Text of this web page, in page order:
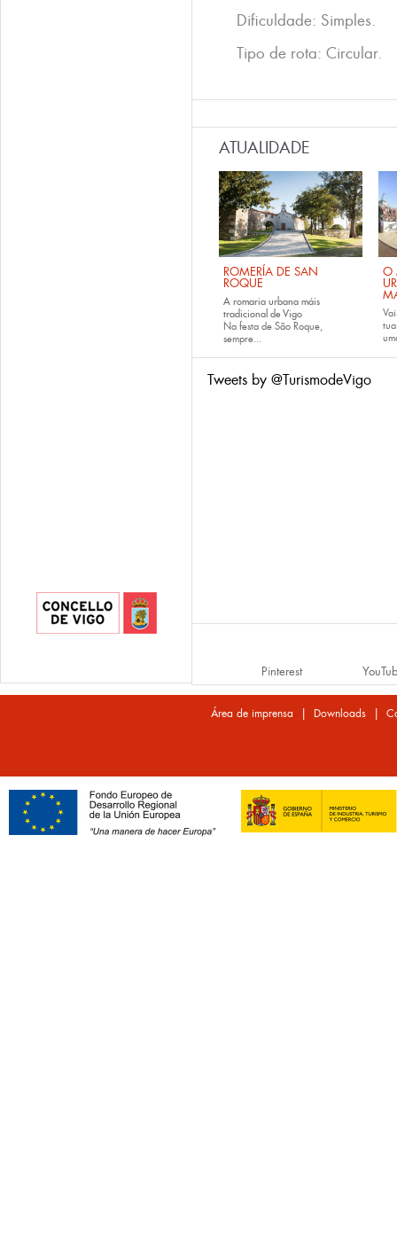
Dificuldade: Simples.
Tipo de rota: Circular.
ATUALIDADE
ROMERÍA DE SAN
ROQUE
A romaria urbana máis
tradicional de Vigo
Na festa de São Roque,
sempre...
O
Tweets by @TurismodeVigo
Pinterest
Área de imprensa | Downloads |